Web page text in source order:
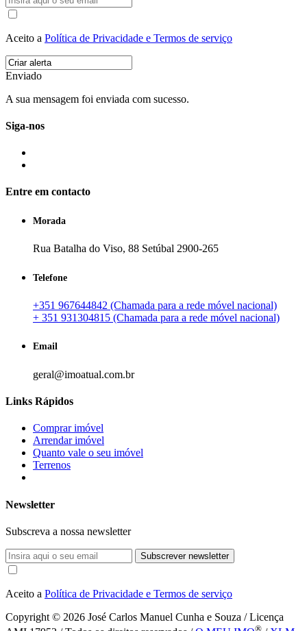
Aceito a Política de Privacidade e Termos de serviço
Enviado
A sua mensagem foi enviada com sucesso.
Siga-nos
Entre em contacto
Morada
Rua Batalha do Viso, 88 Setúbal 2900-265
Telefone
+351 967644842 (Chamada para a rede móvel nacional)
+ 351 931304815 (Chamada para a rede móvel nacional)
Email
geral@imoatual.com.br
Links Rápidos
Comprar imóvel
Arrendar imóvel
Quanto vale o seu imóvel
Terrenos
Newsletter
Subscreva a nossa newsletter
Subscrever newsletter
Aceito a Política de Privacidade e Termos de serviço
Copyright © 2026 José Carlos Manuel Cunha e Souza / Licença
®